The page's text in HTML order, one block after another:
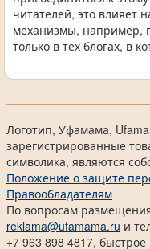
читателей, это влияет
механизмы, например,
только в тех блогах, в
Логотип, Уфамама,
зарегистрированные
символика, являются
Положение о защите
Правообладателям
По вопросам
reklama@ufamama.ru и
+7 963 898 4817,